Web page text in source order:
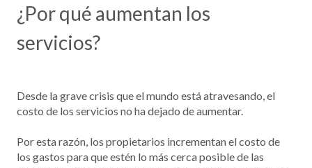
¿Por qué aumentan los
servicios?
Desde la grave crisis que el mundo está atravesando, el
costo de los servicios no ha dejado de aumentar.
Por esta razón, los propietarios incrementan el costo de
los gastos para que estén lo más cerca posible de las